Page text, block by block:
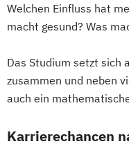
Welchen Einfluss hat
macht gesund? Was
Das Studium setzt sich
zusammen und neben
auch ein
Karrierechancen